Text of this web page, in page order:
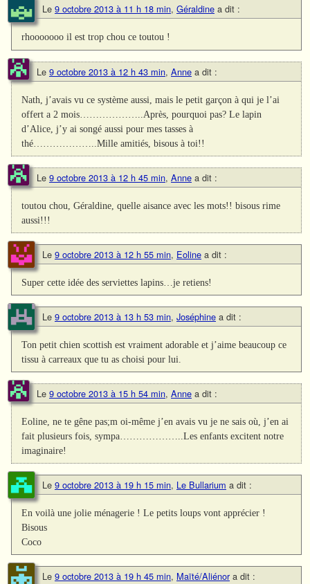
Le 9 octobre 2013 à 11 h 18 min, Géraldine a dit :
rhooooooo il est trop chou ce toutou !
Le 9 octobre 2013 à 12 h 43 min, Anne a dit :
Nath, j’avais vu ce système aussi, mais le petit garçon à qui je l’ai
offert a 2 mois………………..Après, pourquoi pas? Le lapin
d’Alice, j’y ai songé aussi pour mes tasses à
thé………………..Mille amitiés, bisous à toi!!
Le 9 octobre 2013 à 12 h 45 min, Anne a dit :
toutou chou, Géraldine, quelle aisance avec les mots!! bisous rime
aussi!!!
Le 9 octobre 2013 à 12 h 55 min, Eoline a dit :
Super cette idée des serviettes lapins…je retiens!
Le 9 octobre 2013 à 13 h 53 min, Joséphine a dit :
Ton petit chien scottish est vraiment adorable et j’aime beaucoup ce
tissu à carreaux que tu as choisi pour lui.
Le 9 octobre 2013 à 15 h 54 min, Anne a dit :
Eoline, ne te gêne pas;m oi-même j’en avais vu je ne sais où, j’en ai
fait plusieurs fois, sympa………………..Les enfants excitent notre
imaginaire!
Le 9 octobre 2013 à 19 h 15 min, Le Bullarium a dit :
En voilà une jolie ménagerie ! Le petits loups vont apprécier !
Bisous
Coco
Le 9 octobre 2013 à 19 h 45 min, Maïté/Aliénor a dit :